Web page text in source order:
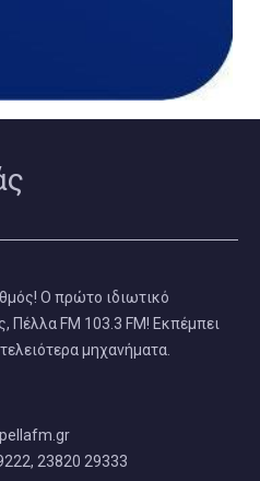
Ο πρώτο ιδιωτικό
FM 103.3 FM! Εκπέμπει
μηχανήματα.
23820 29333